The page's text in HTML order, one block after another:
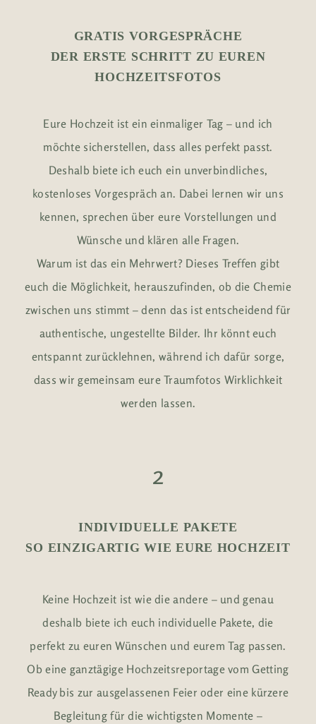
GRATIS VORGESPRÄCHE
DER ERSTE SCHRITT ZU EUREN
HOCHZEITSFOTOS
Eure Hochzeit ist ein einmaliger Tag – und ich
möchte sicherstellen, dass alles perfekt passt.
Deshalb biete ich euch ein unverbindliches,
kostenloses Vorgespräch an. Dabei lernen wir uns
kennen, sprechen über eure Vorstellungen und
Wünsche und klären alle Fragen.
Warum ist das ein Mehrwert? Dieses Treffen gibt
euch die Möglichkeit, herauszufinden, ob die Chemie
zwischen uns stimmt – denn das ist entscheidend für
authentische, ungestellte Bilder. Ihr könnt euch
entspannt zurücklehnen, während ich dafür sorge,
dass wir gemeinsam eure Traumfotos Wirklichkeit
werden lassen.
2
INDIVIDUELLE PAKETE
SO EINZIGARTIG WIE EURE HOCHZEIT
Keine Hochzeit ist wie die andere – und genau
deshalb biete ich euch individuelle Pakete, die
perfekt zu euren Wünschen und eurem Tag passen.
Ob eine ganztägige Hochzeitsreportage vom Getting
Ready bis zur ausgelassenen Feier oder eine kürzere
Begleitung für die wichtigsten Momente –